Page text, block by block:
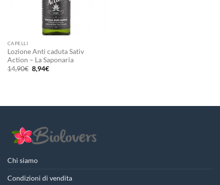
CAPELLI
Lozione Anti caduta Sativ
Action – La Saponaria
14,90€ Il
prezzo
8,94€Il
Chi siamo
Condizioni di vendita